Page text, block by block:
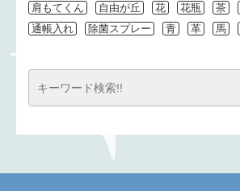
肩もてくん
自由が丘 花 花瓶 茶
通帳入れ
除菌スプレー 青 革 馬